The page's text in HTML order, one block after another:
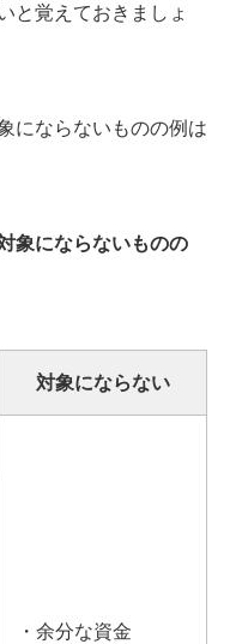
と覚えておきましょ
にならないものの例は
象にならないものの
対象にならない
・余分な資金